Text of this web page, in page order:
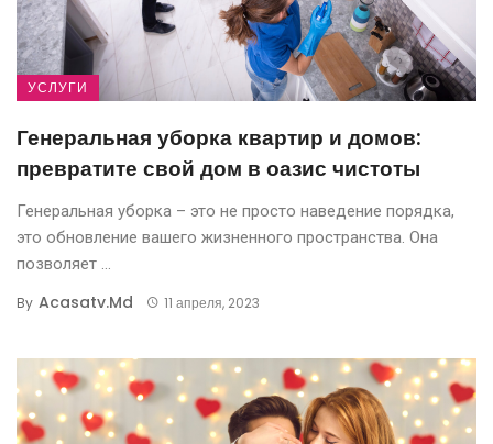
УСЛУГИ
Генеральная уборка квартир и домов:
превратите свой дом в оазис чистоты
Генеральная уборка – это не просто наведение порядка,
это обновление вашего жизненного пространства. Она
позволяет ...
By Acasatv.md 11 апреля, 2023